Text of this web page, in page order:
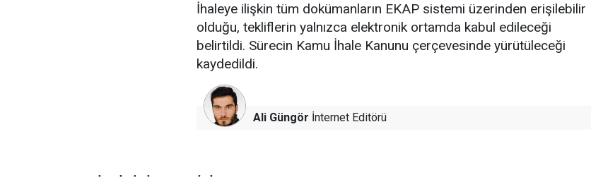
İhaleye ilişkin tüm dokümanların EKAP sistemi üzerinden erişilebilir
olduğu, tekliflerin yalnızca elektronik ortamda kabul edileceği
belirtildi. Sürecin Kamu İhale Kanunu çerçevesinde yürütüleceği
kaydedildi.
Ali Güngör İnternet Editörü